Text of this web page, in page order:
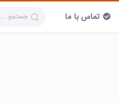
تماس با ما